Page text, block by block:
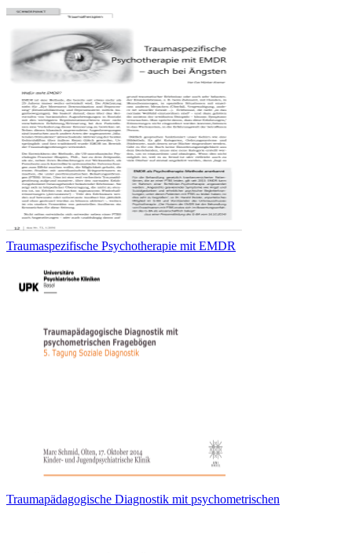
Traumaspezifische Psychotherapie mit EMDR
Traumapädagogische Diagnostik mit psychometrischen